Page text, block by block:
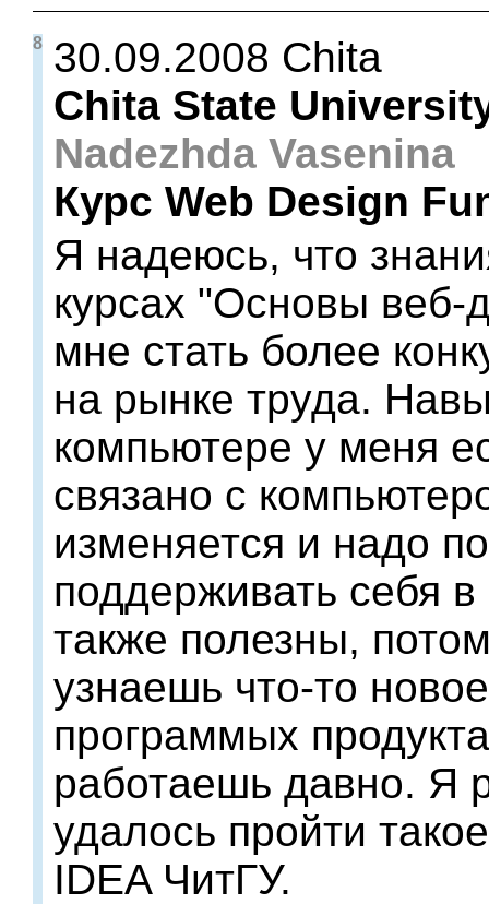
8
30.09.2008 Chita
Chita State
Nadezhda Vasenina
Курс Web Design
Я надеюсь, что
курсах "Основы веб-
мне стать более
на рынке труда.
компьютере у меня
связано с
изменяется и надо
поддерживать себя
также полезны,
узнаешь что-то
программых
работаешь давно. Я
удалось пройти
IDEA ЧитГУ.